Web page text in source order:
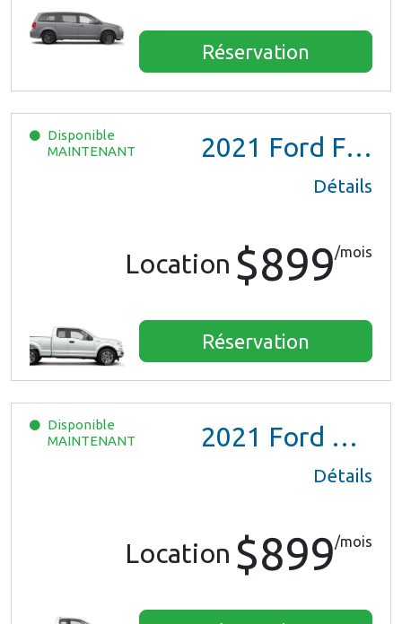
Réservation
Disponible
MAINTENANT
2021 Ford F150 XL Ext Cab
Détails
Location $899/mois
Réservation
Disponible
MAINTENANT
2021 Ford Ranger XL Ext Cab
Détails
Location $899/mois